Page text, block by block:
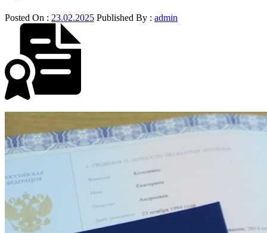
Posted On : 23.02.2025 Published By : admin